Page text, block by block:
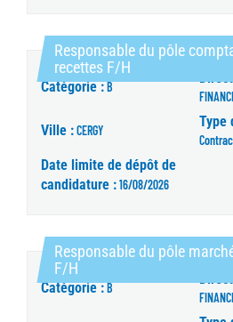
Responsable du pôle
recettes F/H
Catégorie :B
Ville :CERGY
Type
Date limite de dépôt de
candidature :16/08/2026
Responsable du pôle
F/H
Catégorie :B